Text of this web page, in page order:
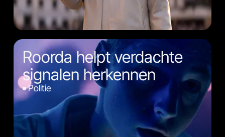
Roorda helpt verdachte
signalen herkennen
Politie